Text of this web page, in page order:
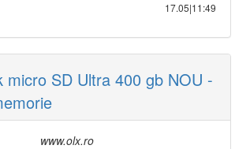
17.05|11:49
micro SD Ultra 400 gb NOU -
www.olx.ro